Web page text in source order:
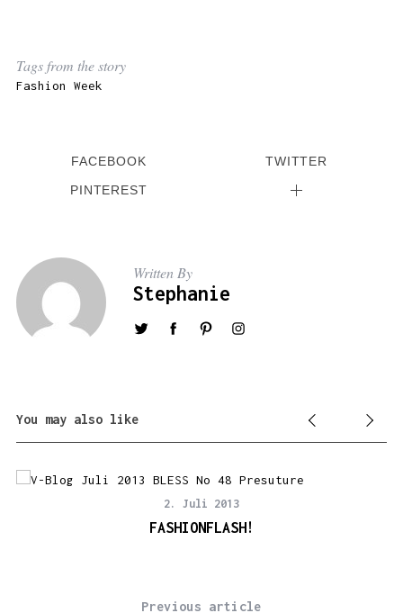
Tags from the story
Fashion Week
FACEBOOK TWITTER
PINTEREST
Written By
Stephanie
You may also like
2. Juli 2013
FASHIONFLASH!
Previous article